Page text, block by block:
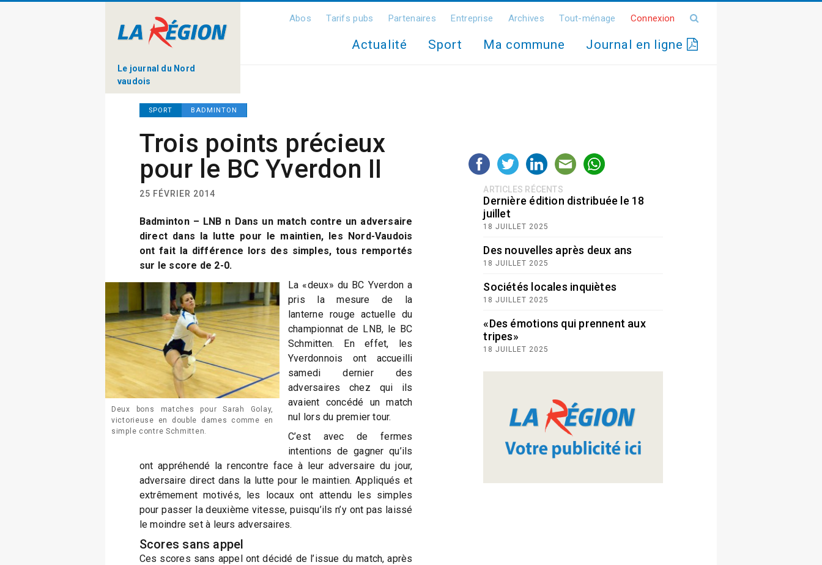
Le journal du Nord
vaudois
Abos Tarifs pubs Partenaires Entreprise Archives Tout-ménage Connexion
Actualité Sport Ma commune Journal en ligne
SPORT BADMINTON
Trois points précieux
pour le BC Yverdon II
25 FÉVRIER 2014
Badminton – LNB n Dans un match contre un adversaire
direct dans la lutte pour le maintien, les Nord-Vaudois
ont fait la différence lors des simples, tous remportés
sur le score de 2-0.
Deux bons matches pour Sarah Golay,
victorieuse en double dames comme en
simple contre Schmitten.
La «deux» du BC Yverdon a
pris la mesure de la
lanterne rouge actuelle du
championnat de LNB, le BC
Schmitten. En effet, les
Yverdonnois ont accueilli
samedi dernier des
adversaires chez qui ils
avaient concédé un match
nul lors du premier tour.
C’est avec de fermes
intentions de gagner qu’ils
ont appréhendé la rencontre face à leur adversaire du jour,
adversaire direct dans la lutte pour le maintien. Appliqués et
extrêmement motivés, les locaux ont attendu les simples
pour passer la deuxième vitesse, puisqu’ils n’y ont pas laissé
le moindre set à leurs adversaires.
Scores sans appel
Ces scores sans appel ont décidé de l’issue du match, après
ARTICLES RÉCENTS
Dernière édition distribuée le 18
juillet
18 JUILLET 2025
Des nouvelles après deux ans
18 JUILLET 2025
Sociétés locales inquiètes
18 JUILLET 2025
«Des émotions qui prennent aux
tripes»
18 JUILLET 2025